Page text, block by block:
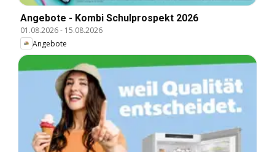
Angebote - Kombi Schulprospekt 2026
01.08.2026- 15.08.2026
Angebote